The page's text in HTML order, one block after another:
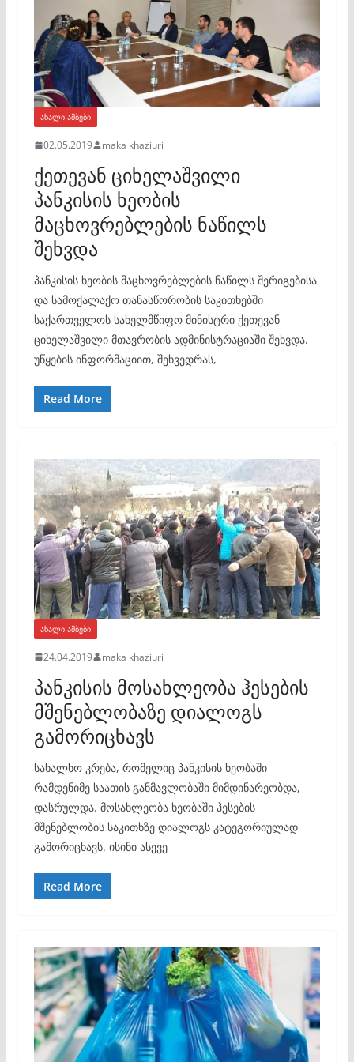
ᲐᲮᲐᲚᲘ ᲐᲛᲑᲔᲑᲘ
02.05.2019 maka khaziuri
ქეთევან ციხელაშვილი
პანკისის ხეობის
მაცხოვრებლების ნაწილს
შეხვდა
პანკისის ხეობის მაცხოვრებლების ნაწილს შერიგებისა
და სამოქალაქო თანასწორობის საკითხებში
საქართველოს სახელმწიფო მინისტრი ქეთევან
ციხელაშვილი მთავრობის ადმინისტრაციაში შეხვდა.
უწყების ინფორმაციით, შეხვედრას,
Read More
ᲐᲮᲐᲚᲘ ᲐᲛᲑᲔᲑᲘ
24.04.2019 maka khaziuri
პანკისის მოსახლეობა ჰესების
მშენებლობაზე დიალოგს
გამორიცხავს
სახალხო კრება, რომელიც პანკისის ხეობაში
რამდენიმე საათის განმავლობაში მიმდინარეობდა,
დასრულდა. მოსახლეობა ხეობაში ჰესების
მშენებლობის საკითხზე დიალოგს კატეგორიულად
გამორიცხავს. ისინი ასევე
Read More